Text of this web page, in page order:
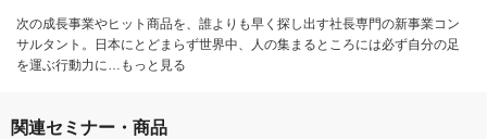
次の成長事業やヒット商品を、誰よりも早く探し出す社長専門の新事業コン
サルタント。日本にとどまらず世界中、人の集まるところには必ず自分の足
を運ぶ行動力に…もっと見る
関連セミナー・商品